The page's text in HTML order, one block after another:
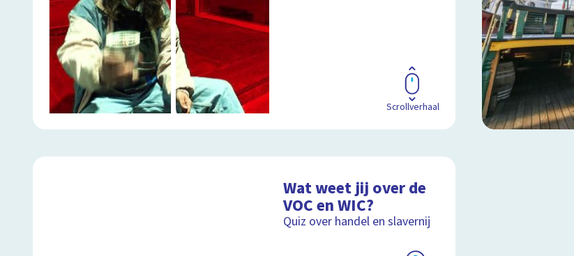
Scrollverhaal
Wat weet jij over de
VOC en WIC?
Quiz over handel en slavernij